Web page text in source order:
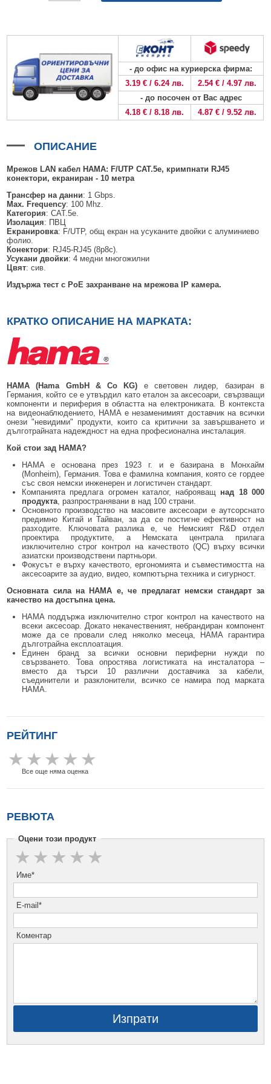
ОКСИД
БЕЗЖИЧНИ КЛАВИАТУРИ AJAX
БЕЗКОНТАКТНИ RFID КАРТИ И ЧИПОВЕ ЗА КЛАВИАТУРИ
БЕЗЖИЧНИ ДИСТАНЦИОННИ УПРАВЛЕНИЯ И БУТОНИ
БЕЗЖИЧНИ СИРЕНИ AJAX
МОДУЛИ ЗА СГРАДНА АВТОМАТИЗАЦИЯ AJAX
КОМПЛЕКТИ БЕЗЖИЧНИ АЛАРМЕНИ СИСТЕМИ AX PRO
INTERLINE, СТОЯЩИ - НЕОТВАРЯЕМИ СТРАНИЦИ
BETALINE, СТОЯЩИ С ОТВАРЯЕМИ И ЗАКЛЮЧВАЩИ СЕ СТРАНИЦИ
- до офис на куриерска фирма:
3.19 € / 6.24 лв.
2.54 € / 4.97 лв.
- до посочен от Вас адрес
4.18 € / 8.18 лв.
4.87 € / 9.52 лв.
ОПИСАНИЕ
Мрежов LAN кабел HAMA: F/UTPCAT.5e, кримпнати RJ45
конектори, екраниран - 10 метра
Трансфер на данни: 1 Gbps.
Max. Frequency: 100 Mhz.
Категория: CAT.5e.
Изолация: ПВЦ
Екранировка: F/UTP, общ екран на усуканите двойки с алуминиево
фолио.
Конектори: RJ45-RJ45 (8p8c).
Усукани двойки: 4 медни многожилни
Цвят: сив.
Издържа тест с PoE захранване на мрежова IP камера.
КРАТКО ОПИСАНИЕ НА МАРКАТА:
HAMA (Hama GmbH & Co KG) е световен лидер, базиран в
Германия, който се е утвърдил като еталон за аксесоари, свързващи
компоненти и периферия в областта на електрониката. В контекста
на видеонаблюдението, HAMA е незаменимият доставчик на всички
онези "невидими" продукти, които са критични за завършването и
дълготрайната надеждност на една професионална инсталация.
Кой стои зад HAMA?
HAMA е основана през 1923 г. и е базирана в Монхайм
(Monheim), Германия. Това е фамилна компания, която се гордее
със своя немски инженерен и логистичен стандарт.
Компанията предлага огромен каталог, наброяващ над 18 000
продукта, разпространявани в над 100 страни.
Основното производство на масовите аксесоари е аутсорснато
предимно Китай и Тайван, за да се постигне ефективност на
разходите. Ключовата разлика е, че Немският R&D отдел
проектира продуктите, а Немската централа прилага
изключително строг контрол на качеството (QC) върху всички
азиатски производствени партньори.
Фокусът е върху качеството, ергономията и съвместимостта на
аксесоарите за аудио, видео, компютърна техника и сигурност.
Основната сила на HAMA е, че предлагат немски стандарт за
качество на достъпна цена.
HAMA поддържа изключително строг контрол на качеството на
всеки аксесоар. Докато некачественият, небрандиран компонент
може да се провали след няколко месеца, HAMA гарантира
дълготрайна експлоатация.
Единен бранд за всички основни периферни нужди по
свързването. Това опростява логистиката на инсталатора –
вместо да търси 10 различни доставчика за кабели,
съединители и разклонители, всичко се намира под марката
HAMA.
РЕЙТИНГ
Все още няма оценка
РЕВЮТА
Оцени този продукт
Име*
E-mail*
Коментар
Изпрати